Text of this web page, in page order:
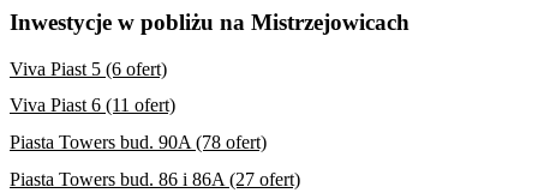
Inwestycje w pobliżu na Mistrzejowicach
Viva Piast 5 (6 ofert)
Viva Piast 6 (11 ofert)
Piasta Towers bud. 90A (78 ofert)
Piasta Towers bud. 86 i 86A (27 ofert)